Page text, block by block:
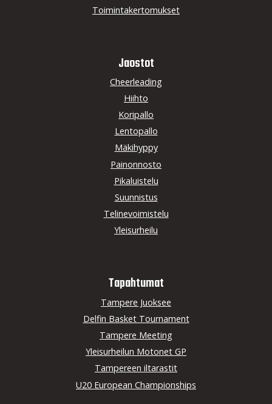
Toimintakertomukset
Jaostot
Cheerleading
Hiihto
Koripallo
Lentopallo
Mäkihyppy
Painonnosto
Pikaluistelu
Suunnistus
Telinevoimistelu
Yleisurheilu
Tapahtumat
Tampere Juoksee
Delfin Basket Tournament
Tampere Meeting
Yleisurheilun Motonet GP
Tampereen iltarastit
U20 European Championships